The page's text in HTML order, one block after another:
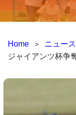
Home ＞ ニュース
ジャイアンツ杯争